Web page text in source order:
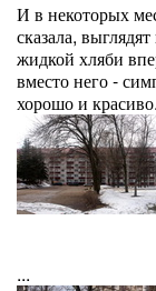
И в некоторых
сказала,
жидкой хляби
вместо него -
хорошо и красиво.
...